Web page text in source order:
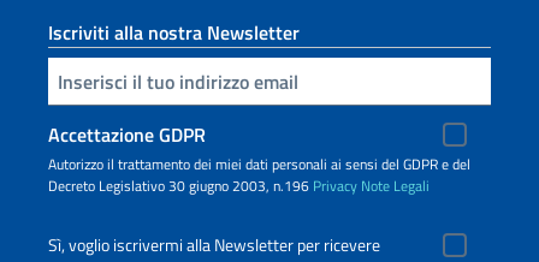
Iscriviti alla nostra Newsletter
Inserisci la tua email
Accettazione GDPR
Autorizzo il trattamento dei miei dati personali ai sensi del GDPR e del
Decreto Legislativo 30 giugno 2003, n.196 Privacy Note Legali
Sì, voglio iscrivermi alla Newsletter per ricevere